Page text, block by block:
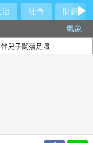
治 社會
財經
氣象
兒子闖蕩足壇